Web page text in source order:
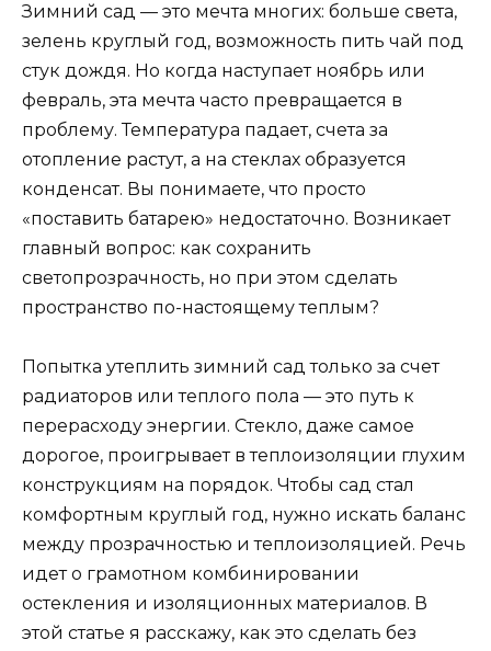
Зимний сад — это мечта многих: больше света,
зелень круглый год, возможность пить чай под
стук дождя. Но когда наступает ноябрь или
февраль, эта мечта часто превращается в
проблему. Температура падает, счета за
отопление растут, а на стеклах образуется
конденсат. Вы понимаете, что просто
«поставить батарею» недостаточно. Возникает
главный вопрос: как сохранить
светопрозрачность, но при этом сделать
пространство по-настоящему теплым?
Попытка утеплить зимний сад только за счет
радиаторов или теплого пола — это путь к
перерасходу энергии. Стекло, даже самое
дорогое, проигрывает в теплоизоляции глухим
конструкциям на порядок. Чтобы сад стал
комфортным круглый год, нужно искать баланс
между прозрачностью и теплоизоляцией. Речь
идет о грамотном комбинировании
остекления и изоляционных материалов. В
этой статье я расскажу, как это сделать без